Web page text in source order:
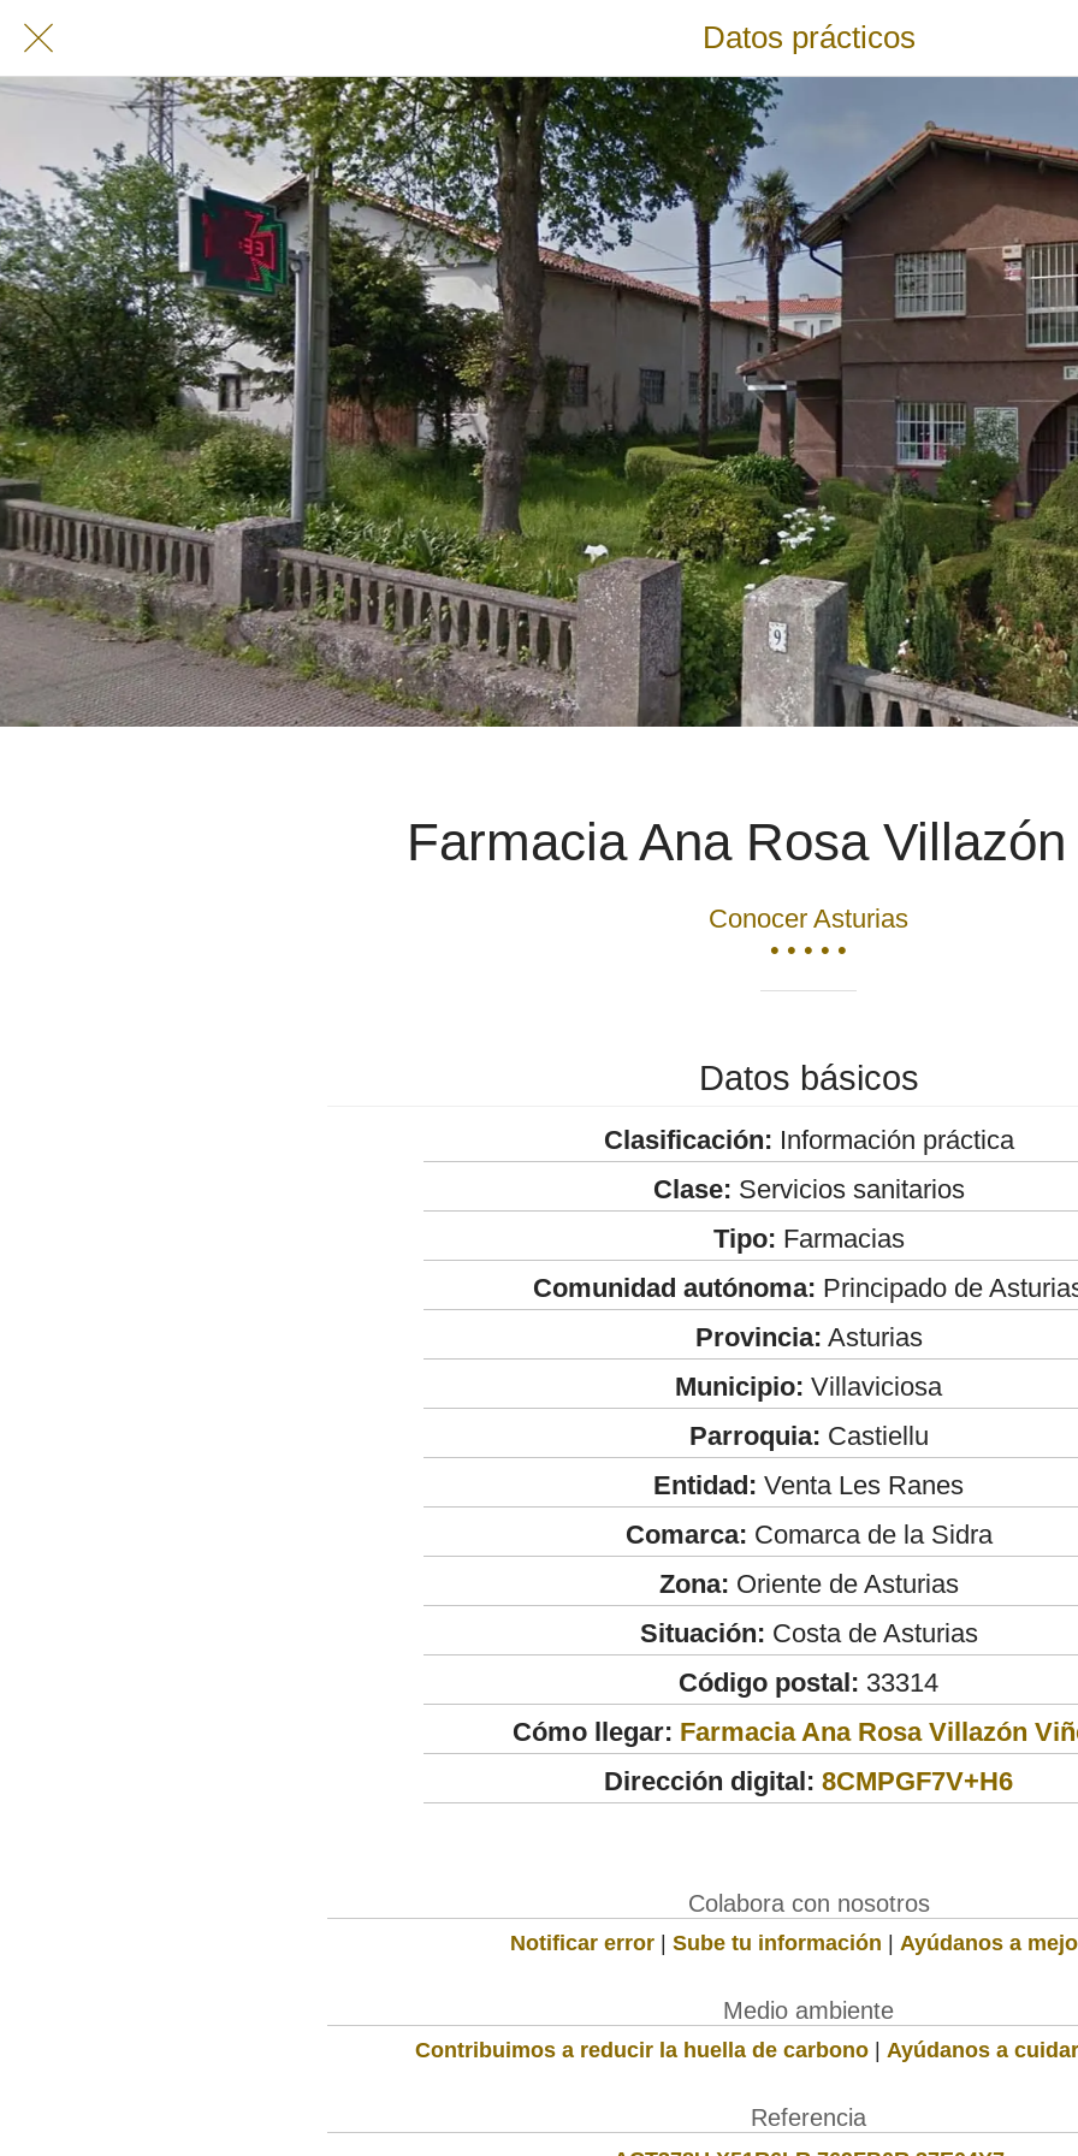
Datos prácticos
Farmacia Ana Rosa
Conocer Asturias
• • • • •
Datos básicos
Clasificación: Información práctica
Clase: Servicios sanitarios
Tipo: Farmacias
Comunidad autónoma: Principado de
Provincia: Asturias
Municipio: Villaviciosa
Parroquia: Castiellu
Entidad: Venta Les Ranes
Comarca: Comarca de la Sidra
Zona: Oriente de Asturias
Situación: Costa de Asturias
Código postal: 33314
Cómo llegar: Farmacia Ana Rosa Villazón
Dirección digital: 8CMPGF7V+H6
Colabora con nosotros
Notificar error | Sube tu información | Ayúdanos a
Medio ambiente
Contribuimos a reducir la huella de carbono | Ayúdanos a
Referencia